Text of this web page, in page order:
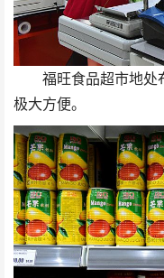
福旺食品超市地处
极大方便。